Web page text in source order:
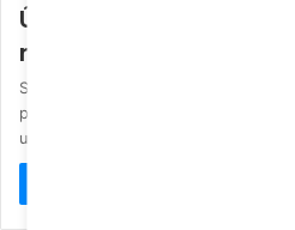
Última hora: Iker
milionária ao FC Porto
Segundo adianta o jornal Público,
processo contra o FC Porto e a
uma dívida…